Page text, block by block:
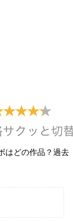
はどの作品？過去